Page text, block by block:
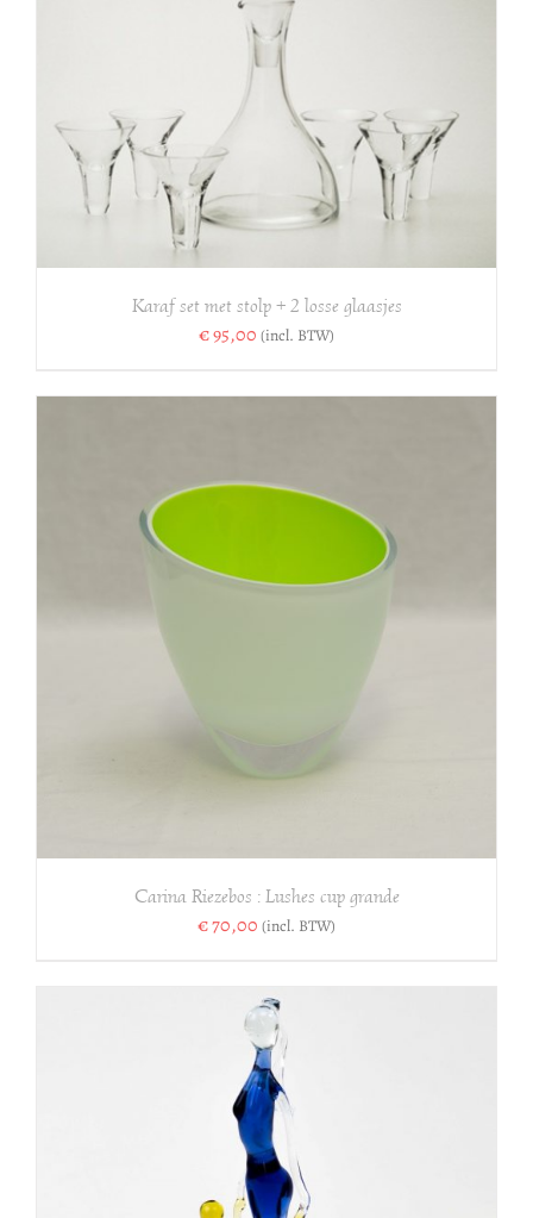
Karaf set met stolp + 2 losse glaasjes
€95,00 (incl. BTW)
Carina Riezebos : Lushes cup grande
€70,00 (incl. BTW)